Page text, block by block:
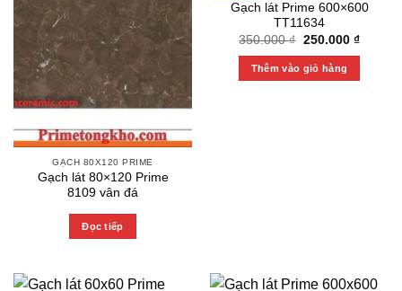
GẠCH 80X120 PRIME
Gạch lát 80×120 Prime
8109 vân đá
Đọc tiếp
Gạch lát Prime 600×600
TT11634
350.000₫ Original
was:
350.000 ₫.
250.000 ₫Current
Thêm vào giỏ hàng